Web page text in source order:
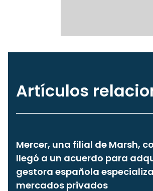
Artículos
Mercer, una filial de Marsh,
llegó a un acuerdo para
gestora española
mercados privados